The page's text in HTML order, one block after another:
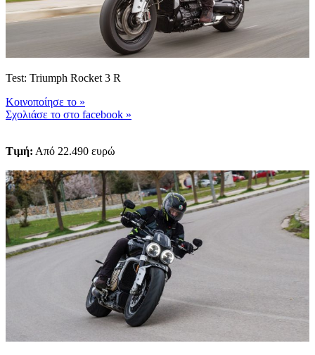
Test: Triumph Rocket 3 R
Kοινοποίησε το »
Σχολιάσε το στο facebook »
Tιμή: Από 22.490 ευρώ